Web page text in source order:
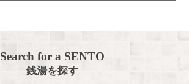
Search for a SENTO
銭湯を探す